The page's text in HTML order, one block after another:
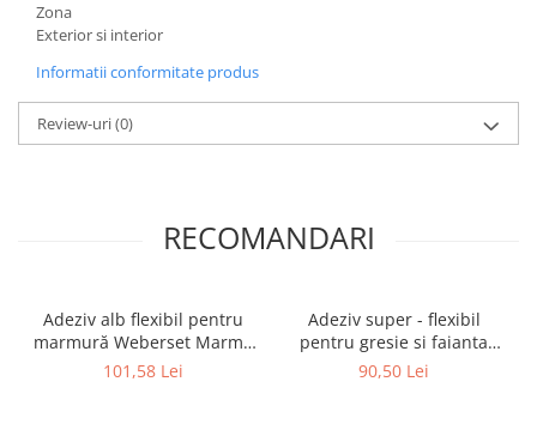
Pavele si borduri din piatra Andezit
Accesorii metalice
Plasa sudata eco
Plasa sudata stas
Zona
Exterior si interior
Informatii conformitate produs
Review-uri(0)
RECOMANDARI
Adeziv alb flexibil pentru
marmură Weberset Marmo
Plus, 25 kg
101,58 Lei
Adeziv super - flexibil
pentru gresie si faianta
Ceresit CM 17, interior /
90,50 Lei